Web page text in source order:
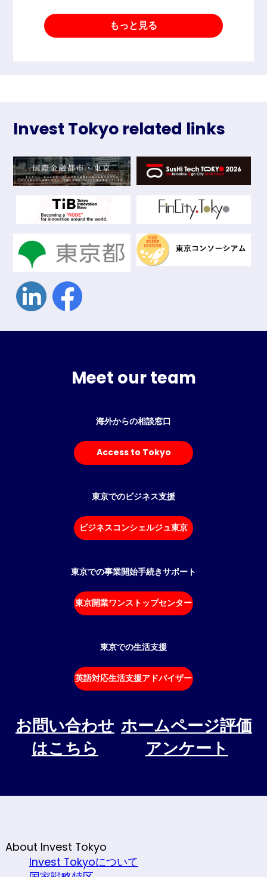
もっと見る
Invest Tokyo related links
Meet our team
海外からの相談窓口
Access to Tokyo
東京でのビジネス支援
ビジネスコンシェルジュ東京
東京での事業開始手続きサポート
東京開業ワンストップセンター
東京での生活支援
英語対応生活支援アドバイザー
お問い合わせ
はこちら
ホームページ評価
アンケート
About Invest Tokyo
Invest Tokyoについて